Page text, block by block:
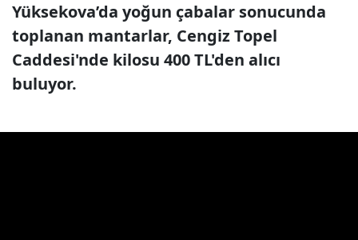
Yüksekova’da yoğun çabalar sonucunda
toplanan mantarlar, Cengiz Topel
Caddesi'nde kilosu 400 TL'den alıcı
buluyor.